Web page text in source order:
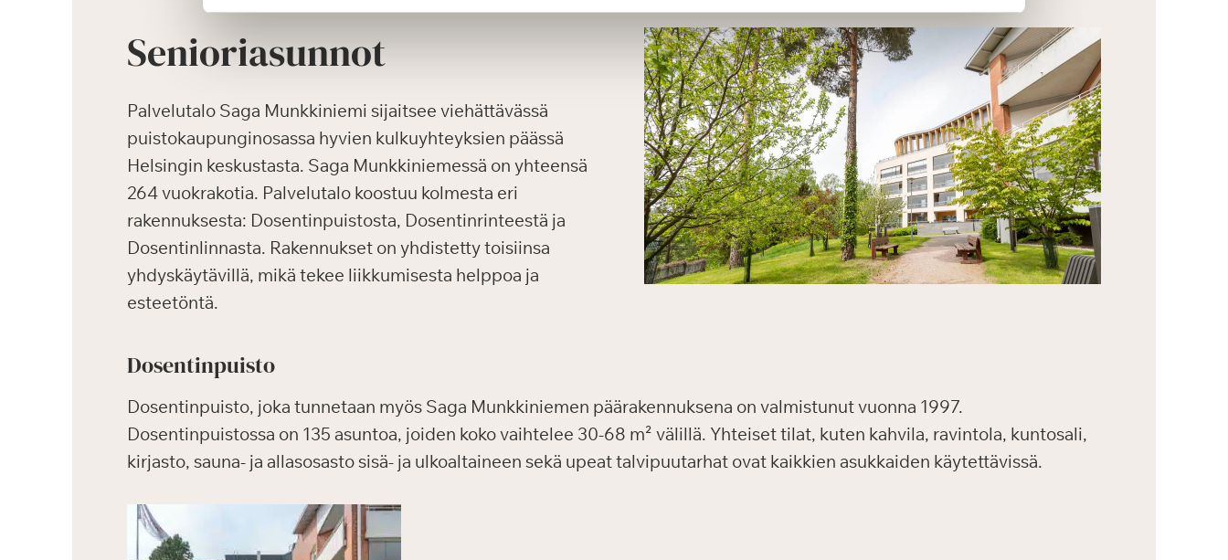
Senioriasunnot
Palvelutalo Saga Munkkiniemi sijaitsee viehättävässä
puistokaupunginosassa hyvien kulkuyhteyksien päässä
Helsingin keskustasta. Saga Munkkiniemessä on yhteensä
264 vuokrakotia. Palvelutalo koostuu kolmesta eri
rakennuksesta: Dosentinpuistosta, Dosentinrinteestä ja
Dosentinlinnasta. Rakennukset on yhdistetty toisiinsa
yhdyskäytävillä, mikä tekee liikkumisesta helppoa ja
esteetöntä.
Dosentinpuisto
Dosentinpuisto, joka tunnetaan myös Saga Munkkiniemen päärakennuksena on valmistunut vuonna 1997.
Dosentinpuistossa on 135 asuntoa, joiden koko vaihtelee 30-68 m² välillä. Yhteiset tilat, kuten kahvila, ravintola, kuntosali,
kirjasto, sauna- ja allasosasto sisä- ja ulkoaltaineen sekä upeat talvipuutarhat ovat kaikkien asukkaiden käytettävissä.